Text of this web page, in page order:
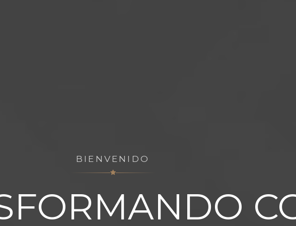
BIENVENIDO